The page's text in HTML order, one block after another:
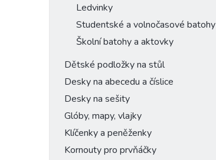
Ledvinky
Studentské a volnočasové batohy
Školní batohy a aktovky
Dětské podložky na stůl
Desky na abecedu a číslice
Desky na sešity
Glóby, mapy, vlajky
Klíčenky a peněženky
Kornouty pro prvňáčky